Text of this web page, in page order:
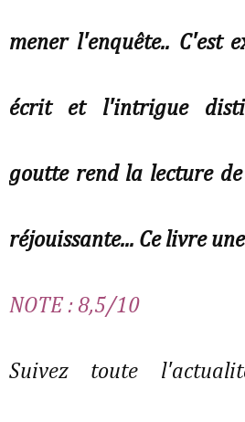
mener l'enquête.. C'est
écrit et l'intrigue
goutte rend la lecture
réjouissante... Ce livre
NOTE : 8,5/10
Suivez toute